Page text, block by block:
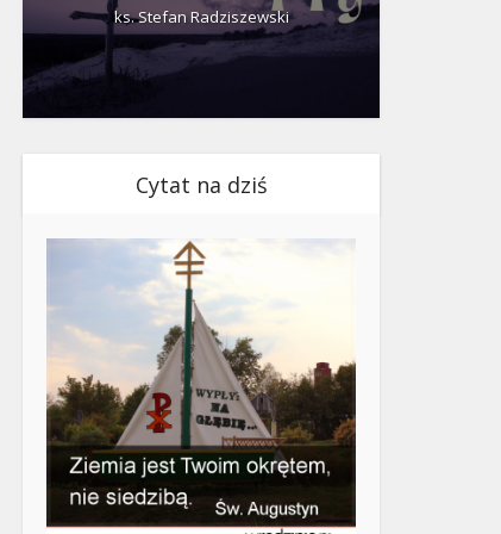
ks. Stefan Radziszewski
Cytat na dziś